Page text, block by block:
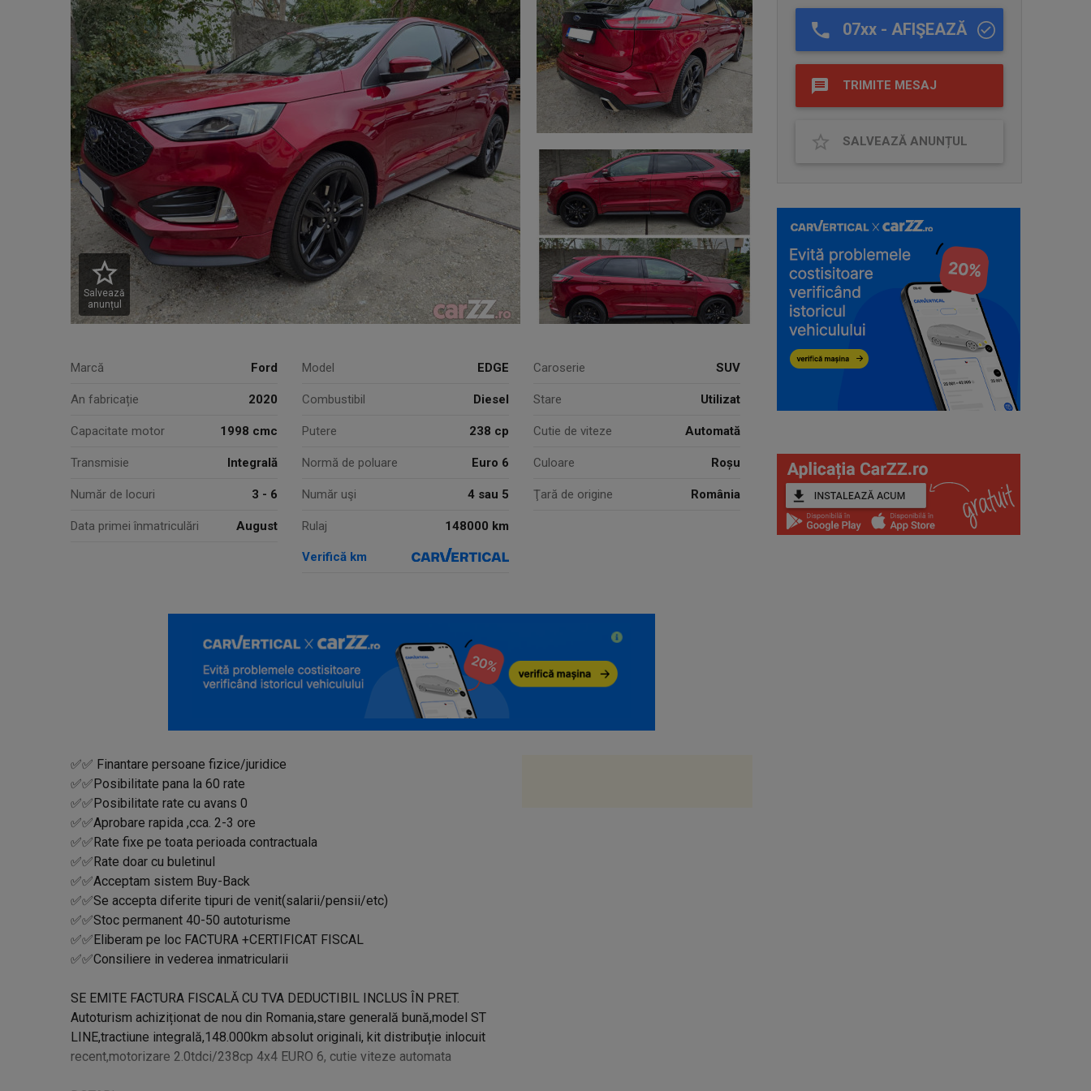
07xx - AFIŞEAZĂ
TRIMITE MESAJ
SALVEAZĂ ANUNȚUL
Salvează
anunțul
Marcă Ford Model EDGE Caroserie SUV
An fabricație 2020 Combustibil Diesel Stare Utilizat
Capacitate motor 1998 cmc Putere 238 cp Cutie de viteze Automată
Transmisie Integrală Normă de poluare Euro 6 Culoare Roșu
Număr de locuri 3 - 6 Număr uşi 4 sau 5 Ţară de origine România
Data primei înmatriculări August Rulaj 148000 km
Verifică km
✅✅ Finantare persoane fizice/juridice
✅✅Posibilitate pana la 60 rate
✅✅Posibilitate rate cu avans 0
✅✅Aprobare rapida ,cca. 2-3 ore
✅✅Rate fixe pe toata perioada contractuala
✅✅Rate doar cu buletinul
✅✅Acceptam sistem Buy-Back
✅✅Se accepta diferite tipuri de venit(salarii/pensii/etc)
✅✅Stoc permanent 40-50 autoturisme
✅✅Eliberam pe loc FACTURA +CERTIFICAT FISCAL
✅✅Consiliere in vederea inmatricularii
SE EMITE FACTURA FISCALĂ CU TVA DEDUCTIBIL INCLUS ÎN PRET.
Autoturism achiziționat de nou din Romania,stare generală bună,model ST
LINE,tractiune integrală,148.000km absolut originali, kit distribuție inlocuit
recent,motorizare 2.0tdci/238cp 4x4 EURO 6, cutie viteze automata